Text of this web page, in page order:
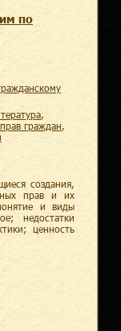
по
,
прав граждан,
создания,
прав и их
и виды
недостатки
ценность